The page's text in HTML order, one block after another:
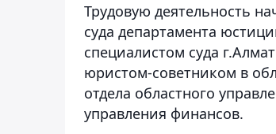
Трудовую деятельность
суда департамента
специалистом суда
юристом-советником в
отдела областного
управления финансов.